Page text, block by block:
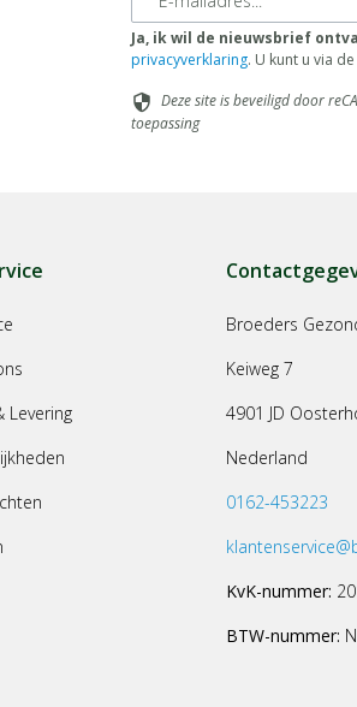
Ja, ik wil de nieuwsbrief
privacyverklaring. U kunt u via
security Deze site is beveiligd door
toepassing
Levering
Broeders
Keiweg 7
4901 JD
Nederland
0162-453223
KvK-nummer:
BTW-nummer: